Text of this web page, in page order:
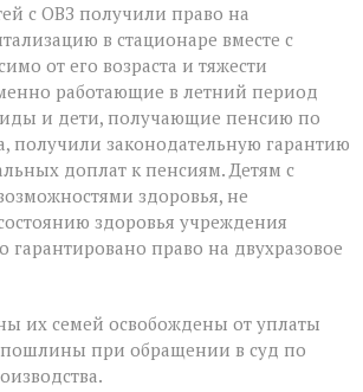
с ОВЗ получили право на
в стационаре вместе с
от его возраста и тяжести
работающие в летний период
и дети, получающие пенсию по
получили законодательную гарантию
доплат к пенсиям. Детям с
здоровья, не
здоровья учреждения
гарантировано право на двухразовое
их семей освобождены от уплаты
пошлины при обращении в суд по